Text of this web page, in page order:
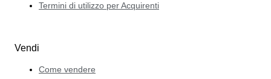
Termini di utilizzo per Acquirenti
Vendi
Come vendere